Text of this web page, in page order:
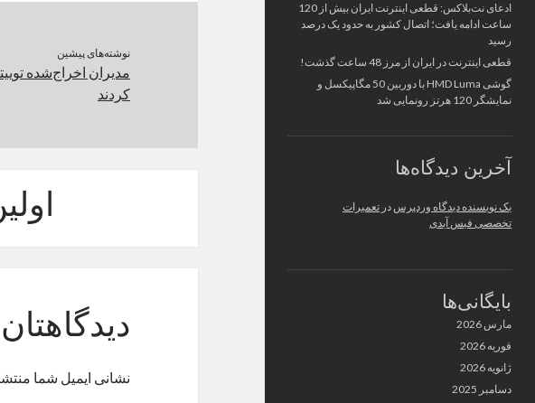
ادعای نت‌بلاکس: قطعی اینترنت ایران بیش از 120
ساعت ادامه یافت؛ اتصال کشور به حدود یک درصد
رسید
قطعی اینترنت در ایران از مرز 48 ساعت گذشت!
گوشی HMD Luma با دوربین 50 مگاپیکسل و
نمایشگر 120 هرتز رونمایی شد
آخرین دیدگاه‌ها
یک نویسنده دیدگاه وردپرس در تعمیرات
تخصصی فیس آیدی
بایگانی‌ها
مارس 2026
فوریه 2026
ژانویه 2026
دسامبر 2025
نوشته‌های پیشین
مدیران اخراج‌شده
کردند
نشانی ایمیل شما